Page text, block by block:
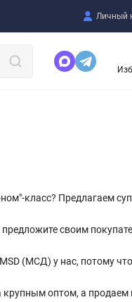
Личный
класс? Предлагаем
своим
(МСД) у нас, потому
оптом, а